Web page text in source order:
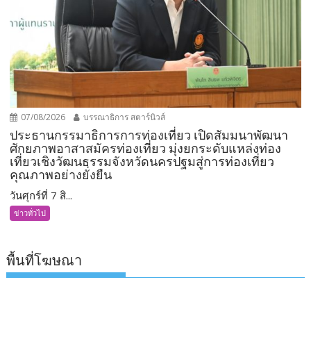
07/08/2026 บรรณาธิการ สตาร์นิวส์
ประธานกรรมาธิการการท่องเที่ยว เปิดสัมมนาพัฒนา
ศักยภาพอาสาสมัครท่องเที่ยว มุ่งยกระดับแหล่งท่อง
เที่ยวเชิงวัฒนธรรมจังหวัดนครปฐมสู่การท่องเที่ยว
คุณภาพอย่างยั่งยืน
วันศุกร์ที่ 7 สิ...
ข่าวทั่วไป
พื้นที่โฆษณา